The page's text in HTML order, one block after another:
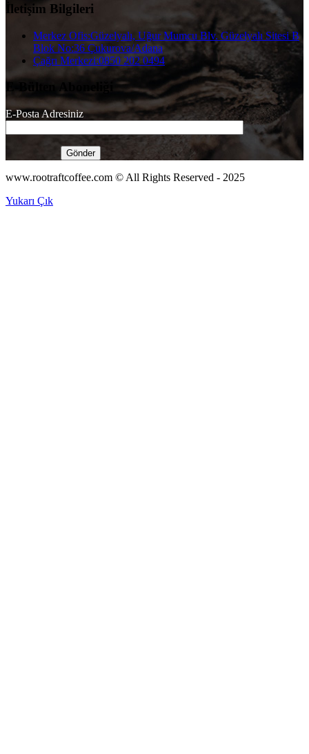
İletişim Bilgileri
Merkez Ofis:Güzelyalı, Uğur Mumcu Blv. Güzelyalı Sitesi B
Blok No:36 Çukurova/Adana
Çağrı Merkezi:0850 202 0494
E-Bülten Aboneliği
E-Posta Adresiniz
www.rootraftcoffee.com © All Rights Reserved - 2025
Yukarı Çık